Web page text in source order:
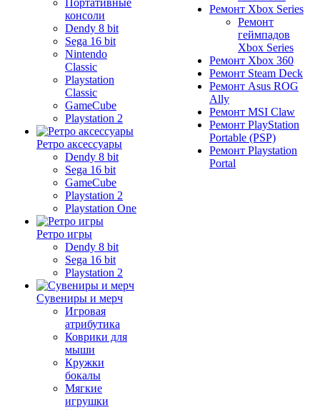
Портативные
консоли
Dendy 8 bit
Sega 16 bit
Nintendo
Classic
Playstation
Classic
GameCube
Playstation 2
Ретро аксессуары
Dendy 8 bit
Sega 16 bit
GameCube
Playstation 2
Playstation One
Ретро игры
Dendy 8 bit
Sega 16 bit
Playstation 2
Сувениры и мерч
Игровая
атрибутика
Коврики для
мыши
Кружки
бокалы
Мягкие
игрушки
Ремонт Xbox Series
Ремонт
геймпадов
Xbox Series
Ремонт Xbox 360
Ремонт Steam Deck
Ремонт Asus ROG
Ally
Ремонт MSI Claw
Ремонт PlayStation
Portable (PSP)
Ремонт Playstation
Portal